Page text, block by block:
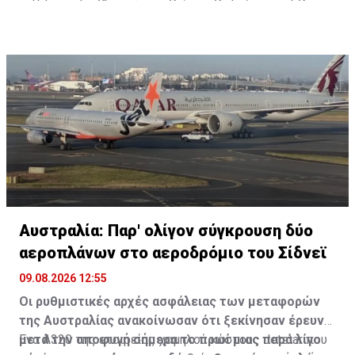
Αυστραλία: Παρ' ολίγον σύγκρουση δύο
αεροπλάνων στο αεροδρόμιο του Σίδνεϊ
09.08.2026 12:55
Οι ρυθμιστικές αρχές ασφάλειας των μεταφορών
της Αυστραλίας ανακοίνωσαν ότι ξεκίνησαν έρευνα
μετά την αποφυγή σήμερα το πρωί μιας παρά λίγο
Ένα A320 της εταιρείας χαμηλού κόστους Jetstar που